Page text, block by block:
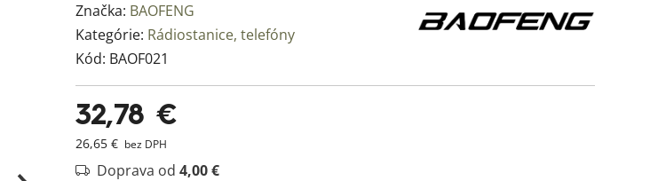
Značka: BAOFENG
Kategórie: Rádiostanice, telefóny
Kód: BAOF021
32,78 €
26,65 € bez DPH
Doprava od 4,00 €